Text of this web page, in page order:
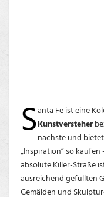
Santa Fe ist eine
Kunstversteher
nächste und
„Inspiration“ so
absolute Killer-Straße
ausreichend gefüllten
Gemälden und